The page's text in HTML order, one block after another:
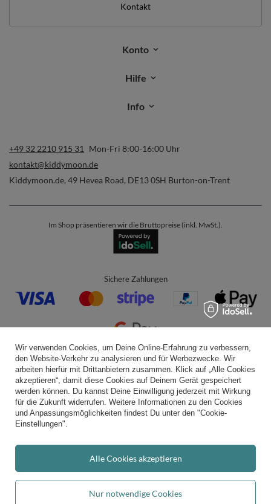
Kontakt
Konto
Hilfe
Info
+49 32 2210 915 31
Mon-Fri 8:00-16:00 Uhr
kontakt@kiddymoon.de
Kiddymoon.de, 49 Hevea Road, DE13 0SH Burton-on-Trent
Im Shop präsentieren wir die Bruttopreise (inkl. MwSt.).
Sichere Zahlungen
Bequeme Lieferung
Du kannst uns vertrauen
Folge uns:
Wir verwenden Cookies, um Deine Online-Erfahrung zu verbessern,
den Website-Verkehr zu analysieren und für Werbezwecke. Wir
arbeiten hierfür mit Drittanbietern zusammen. Klick auf „Alle Cookies
akzeptieren“, damit diese Cookies auf Deinem Gerät gespeichert
werden können. Du kannst Deine Einwilligung jederzeit mit Wirkung
für die Zukunft widerrufen. Weitere Informationen zu den Cookies
und Anpassungsmöglichkeiten findest Du unter den "Cookie-
Einstellungen".
Nur notwendige Cookies
Alle Cookies akzeptieren